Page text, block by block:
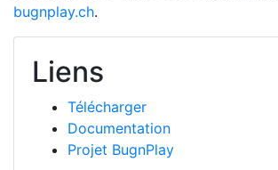
bugnplay.ch.
Liens
Télécharger
Documentation
Projet BugnPlay